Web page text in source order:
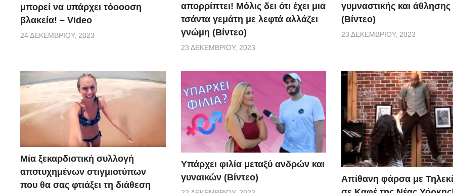
μπορεί να υπάρχει τόοοοση
βλακεία! – Video
24 ΔΕΚΕΜΒΡΊΟΥ, 2023
απορρίπτει! Μόλις δει ότι έχει μια
τσάντα γεμάτη με λεφτά αλλάζει
γνώμη (Βίντεο)
23 ΔΕΚΕΜΒΡΊΟΥ, 2023
γυμναστικής και άθλησης
(Βίντεο)
23 ΔΕΚΕΜΒΡΊΟΥ, 2023
Μία ξεκαρδιστική συλλογή
αποτυχημένων στιγμιοτύπων
που θα σας φτιάξει τη διάθεση
Υπάρχει φιλία μεταξύ ανδρών και
γυναικών (Βίντεο)
Απίθανη φάρσα με